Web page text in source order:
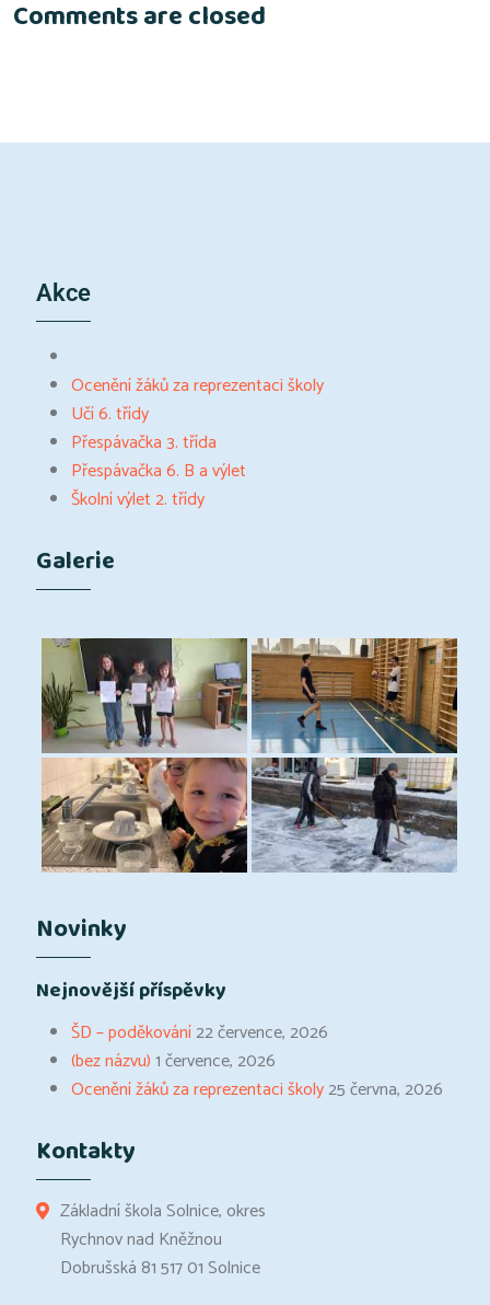
Comments are closed
Akce
Ocenění žáků za reprezentaci školy
Učí 6. třídy
Přespávačka 3. třída
Přespávačka 6. B a výlet
Školní výlet 2. třídy
Galerie
Novinky
Nejnovější příspěvky
ŠD – poděkování22 července, 2026
(bez názvu)1 července, 2026
Ocenění žáků za reprezentaci školy25 června, 2026
Kontakty
Základní škola Solnice, okres
Rychnov nad Kněžnou
Dobrušská 81 517 01 Solnice